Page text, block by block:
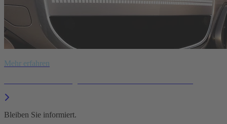
Mehr erfahren
Bleiben Sie informiert.